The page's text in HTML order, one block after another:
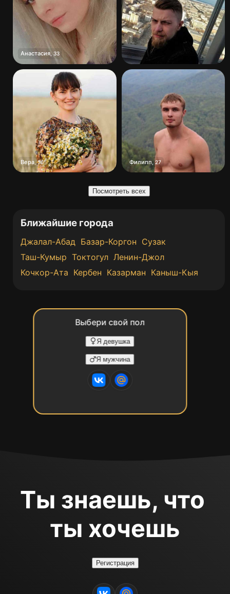
Анастасия,33
Вера,36 Филипп ,27
Посмотреть всех
Ближайшие города
Джалал-Абад Базар-Коргон Сузак
Таш-Кумыр Токтогул Ленин-Джол
Кочкор-Ата Кербен Казарман Каныш-Кыя
Выбери свой пол
Я девушка
Я мужчина
Ты знаешь, что
ты хочешь
Регистрация